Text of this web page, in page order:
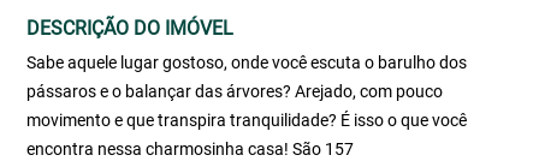
DESCRIÇÃO DO IMÓVEL
Sabe aquele lugar gostoso, onde você escuta o barulho dos
pássaros e o balançar das árvores? Arejado, com pouco
movimento e que transpira tranquilidade? É isso o que você
encontra nessa charmosinha casa! São 157